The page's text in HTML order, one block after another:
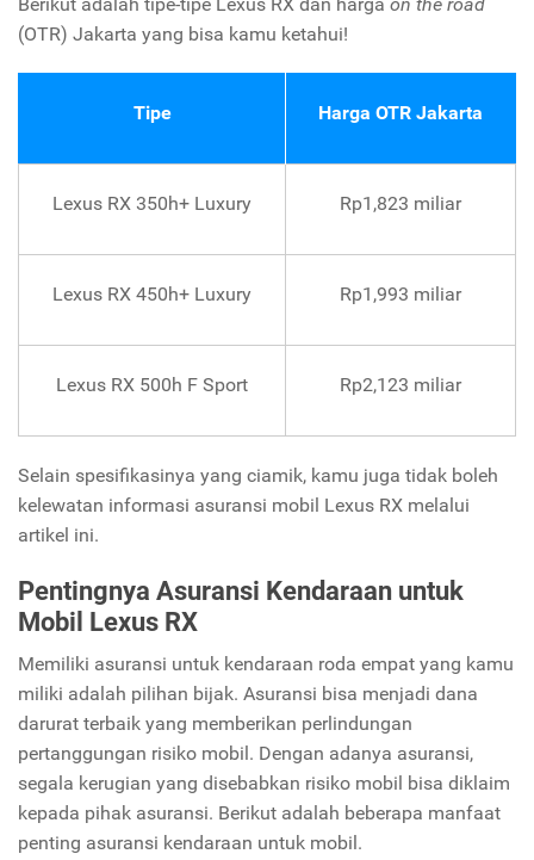
(OTR) Jakarta yang bisa kamu ketahui!
Tipe Harga OTR Jakarta
Lexus RX 350h+ Luxury Rp1,823 miliar
Lexus RX 450h+ Luxury Rp1,993 miliar
Lexus RX 500h F Sport Rp2,123 miliar
Selain spesifikasinya yang ciamik, kamu juga tidak boleh
kelewatan informasi asuransi mobil Lexus RX melalui
artikel ini.
Pentingnya Asuransi Kendaraan untuk
Mobil Lexus RX
Memiliki asuransi untuk kendaraan roda empat yang kamu
miliki adalah pilihan bijak. Asuransi bisa menjadi dana
darurat terbaik yang memberikan perlindungan
pertanggungan risiko mobil. Dengan adanya asuransi,
segala kerugian yang disebabkan risiko mobil bisa diklaim
kepada pihak asuransi. Berikut adalah beberapa manfaat
penting asuransi kendaraan untuk mobil.